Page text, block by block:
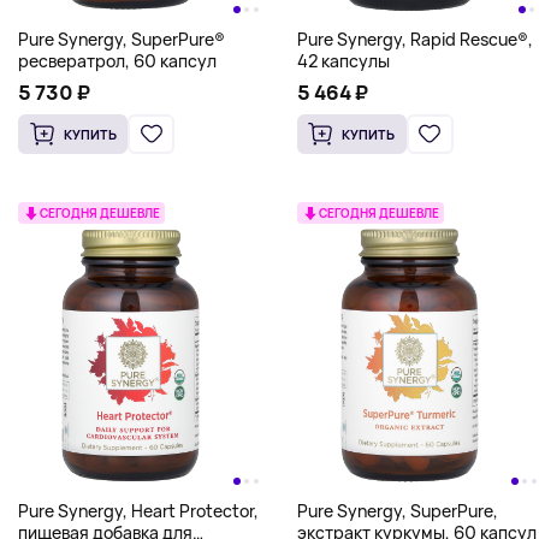
Pure Synergy, SuperPure®
ресвератрол, 60 капсул
5 730 ₽
КУПИТЬ
Pure Synergy, Rapid Rescue®,
42 капсулы
5 464 ₽
КУПИТЬ
СЕГОДНЯ ДЕШЕВЛЕ
Pure Synergy, Heart Protector,
пищевая добавка для
СЕГОДНЯ ДЕШЕВЛЕ
Pure Synergy, SuperPure,
экстракт куркумы, 60 капсул